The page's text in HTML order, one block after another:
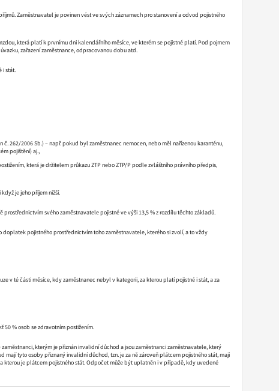
Zaměstnavatel je povinen vést ve svých záznamech pro stanovení a odvod pojistného
která platí k prvnímu dni kalendářního měsíce, ve kterém se pojistné platí. Pod pojmem
zařazení zaměstnance, odpracovanou dobu atd.
i stát.
262/2006 Sb.) – např. pokud byl zaměstnanec nemocen, nebo měl nařízenou karanténu,
pojištění) aj.,
která je držitelem průkazu ZTP nebo ZTP/P podle zvláštního právního předpis,
je jeho příjem nižší.
svého zaměstnavatele pojistné ve výši 13,5 % z rozdílu těchto základů.
pojistného prostřednictvím toho zaměstnavatele, kterého si zvolí, a to vždy
v té části měsíce, kdy zaměstnanec nebyl v kategorii, za kterou platí pojistné i stát, a za
50 % osob se zdravotním postižením.
kterým je přiznán invalidní důchod a jsou zaměstnanci zaměstnavatele, který
tyto osoby přiznaný invalidní důchod, tzn. je za ně zároveň plátcem pojistného stát, mají
kterou je plátcem pojistného stát. Odpočet může být uplatněn i v případě, kdy uvedené